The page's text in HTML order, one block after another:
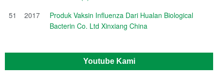
51
2017
Produk Vaksin Influenza Dari Hualan Biological
Bacterin Co. Ltd Xinxiang China
Youtube Kami